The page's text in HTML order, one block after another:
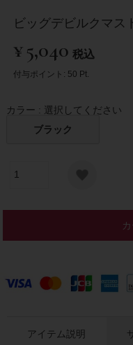
ビッグデビルクマス
¥5,040 税込
付与ポイント: 50 Pt.
カラー
選択してください
ブラック
アイテム説明